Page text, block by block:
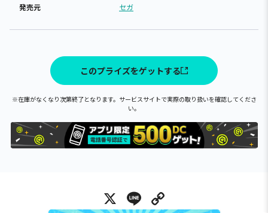
発売元 セガ
このプライズをゲットする
※在庫がなくなり次第終了となります。サービスサイトで実際の取り扱いを確認してくださ
い。
X Line